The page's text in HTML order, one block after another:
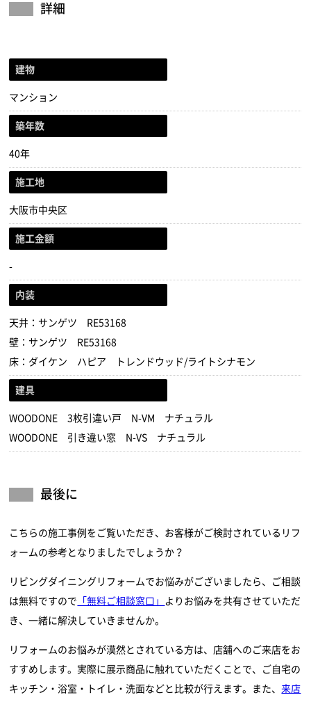
詳細
建物
マンション
築年数
40年
施工地
大阪市中央区
施工金額
-
内装
天井：サンゲツ RE53168
壁：サンゲツ RE53168
床：ダイケン ハピア トレンドウッド/ライトシナモン
建具
WOODONE 3枚引違い戸 N-VM ナチュラル
WOODONE 引き違い窓 N-VS ナチュラル
最後に
こちらの施工事例をご覧いただき、お客様がご検討されているリフ
ォームの参考となりましたでしょうか？
リビングダイニングリフォームでお悩みがございましたら、ご相談
は無料ですので
「無料ご相談窓口」
よりお悩みを共有させていただ
き、一緒に解決していきませんか。
リフォームのお悩みが漠然とされている方は、店舗へのご来店をお
すすめします。実際に展示商品に触れていただくことで、ご自宅の
キッチン・浴室・トイレ・洗面などと比較が行えます。また、来店